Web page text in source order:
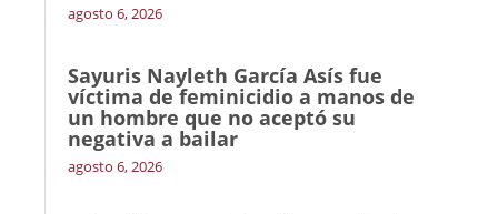
agosto 6, 2026
Sayuris Nayleth García Asís fue
víctima de feminicidio a manos de
un hombre que no aceptó su
negativa a bailar
agosto 6, 2026